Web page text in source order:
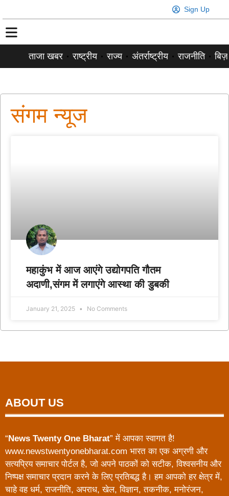
Sign Up
ताजा खबर राष्ट्रीय राज्य अंतर्राष्ट्रीय राजनीति
संगम न्यूज
महाकुंभ में आज आएंगे उद्योगपति गौतम
अदाणी,संगम में लगाएंगे आस्था की डुबकी
January 21, 2025 No Comments
ABOUT US
“News Twenty One Bharat” में आपका स्वागत है!
www.newstwentyonebharat.com भारत का एक अग्रणी और
सत्यप्रिय समाचार पोर्टल है, जो अपने पाठकों को सटीक, विश्वसनीय और
निष्पक्ष समाचार प्रदान करने के लिए प्रतिबद्ध है। हम आपको हर क्षेत्र में,
चाहे वह धर्म, राजनीति, अपराध, खेल, विज्ञान, तकनीक, मनोरंजन,